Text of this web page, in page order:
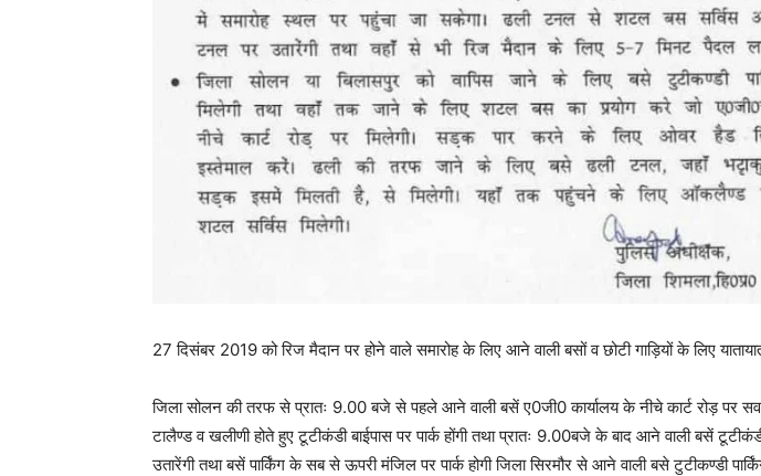
27 दिसंबर 2019 को रिज मैदान पर होने वाले समारोह के लिए आने वाली बसों व छोटी गाड़ियों के लिए
जिला सोलन की तरफ से प्रातः 9.00 बजे से पहले आने वाली बसें ए0जी0 कार्यालय के नीचे कार्ट रोड़ पर
टालैण्ड व खलीणी होते हुए टूटीकंडी बाईपास पर पार्क होंगी तथा प्रातः 9.00बजे के बाद आने वाली बसें टूटीकंडी
उतारेंगी तथा बसें पार्किंग के सब से ऊपरी मंजिल पर पार्क होगी जिला सिरमौर से आने वाली बसे टुटीकण्डी